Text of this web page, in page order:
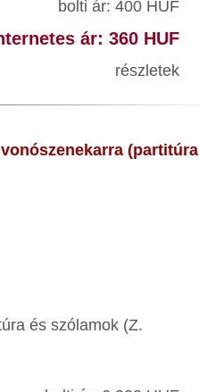
bolti ár: 400 HUF
ár: 360 HUF
részletek
(partitúra
és szólamok (Z.